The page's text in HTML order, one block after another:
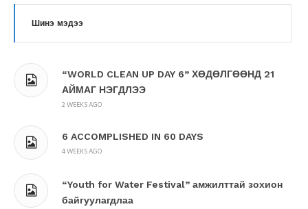
Шинэ мэдээ
“WORLD CLEAN UP DAY 6” ХӨДӨЛГӨӨНД 21
АЙМАГ НЭГДЛЭЭ
2 WEEKS AGO
6 ACCOMPLISHED IN 60 DAYS
4 WEEKS AGO
“Youth for Water Festival” амжилттай зохион
байгуулагдлаа